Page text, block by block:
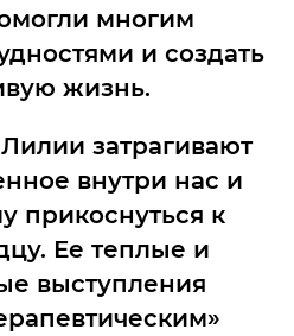
многим
и создать
жизнь.
затрагивают
внутри нас и
прикоснуться к
Ее теплые и
выступления